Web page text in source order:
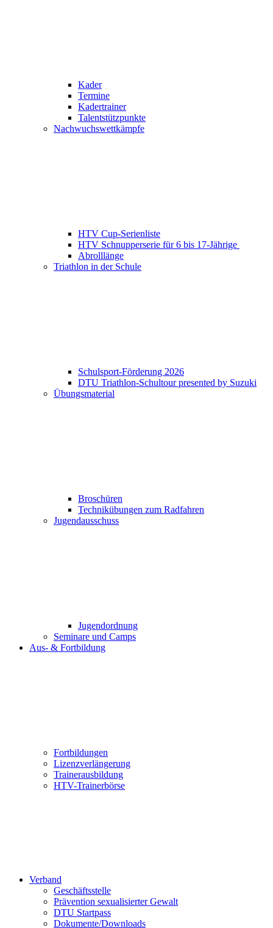
Kader
Termine
Kadertrainer
Talentstützpunkte
Nachwuchswettkämpfe
HTV Cup-Serienliste
HTV Schnupperserie für 6 bis 17-Jährige
Abrolllänge
Triathlon in der Schule
Schulsport-Förderung 2026
DTU Triathlon-Schultour presented by Suzuki
Übungsmaterial
Broschüren
Technikübungen zum Radfahren
Jugendausschuss
Jugendordnung
Seminare und Camps
Aus- & Fortbildung
Fortbildungen
Lizenzverlängerung
Trainerausbildung
HTV-Trainerbörse
Verband
Geschäftsstelle
Prävention sexualisierter Gewalt
DTU Startpass
Dokumente/Downloads